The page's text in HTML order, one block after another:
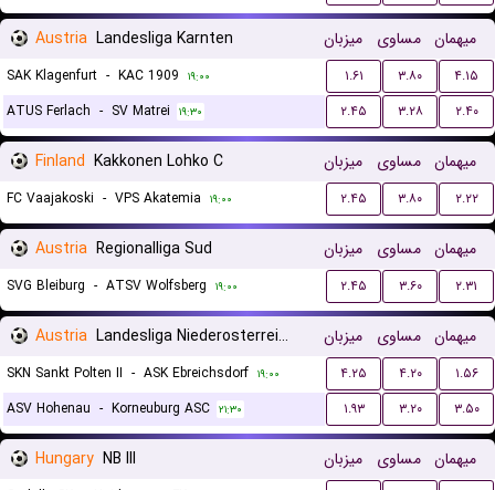
Austria Landesliga Karnten میزبان مساوی میهمان
SAK Klagenfurt - KAC 1909 ۱۹:۰۰ ۱.۶۱ ۳.۸۰
۴.۱۵
ATUS Ferlach - SV Matrei ۱۹:۳۰ ۲.۴۵ ۳.۲۸ ۲.۴۰
Finland Kakkonen Lohko C میزبان مساوی میهمان
FC Vaajakoski - VPS Akatemia ۱۹:۰۰ ۲.۴۵ ۳.۸۰ ۲.۲۲
Austria Regionalliga Sud میزبان مساوی میهمان
SVG Bleiburg - ATSV Wolfsberg ۱۹:۰۰ ۲.۴۵ ۳.۶۰ ۲.۳۱
Austria Landesliga Niederosterreich میزبان مساوی میهمان
SKN Sankt Polten II - ASK Ebreichsdorf ۱۹:۰۰ ۴.۲۵ ۴.۲۰
۱.۵۶
ASV Hohenau - Korneuburg ASC ۲۱:۳۰ ۱.۹۳ ۳.۲۰ ۳.۵۰
Hungary NB III میزبان مساوی میهمان